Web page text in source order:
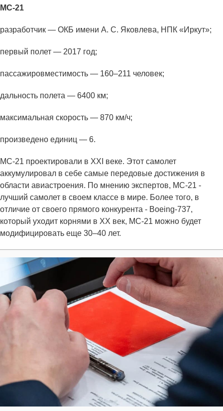
МС-21
разработчик — ОКБ имени А. С. Яковлева, НПК «Иркут»;
первый полет — 2017 год;
пассажировместимость — 160–211 человек;
дальность полета — 6400 км;
максимальная скорость — 870 км/ч;
произведено единиц — 6.
МС-21 проектировали в XXI веке. Этот самолет
аккумулировал в себе самые передовые достижения в
области авиастроения. По мнению экспертов, МС-21 -
лучший самолет в своем классе в мире. Более того, в
отличие от своего прямого конкурента - Boeing-737,
который уходит корнями в XX век, МС-21 можно будет
модифицировать еще 30–40 лет.